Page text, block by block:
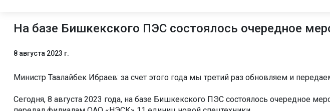
На базе Бишкекского ПЭС состоялось очередное
8 августа 2023 г.
Министр Таалайбек Ибраев: за счет этого года мы третий раз обновляем и
Сегодня, 8 августа 2023 года, на базе Бишкекского ПЭС состоялось очередное